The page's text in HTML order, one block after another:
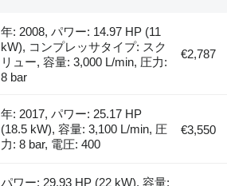
年: 2008, パワー: 14.97 HP (11
kW), コンプレッサタイプ: スク
リュー, 容量: 3,000 L/min, 圧力:
8 bar
€2,787
年: 2017, パワー: 25.17 HP
(18.5 kW), 容量: 3,100 L/min, 圧
力: 8 bar, 電圧: 400
€3,550
パワー: 29.93 HP (22 kW), 容量: